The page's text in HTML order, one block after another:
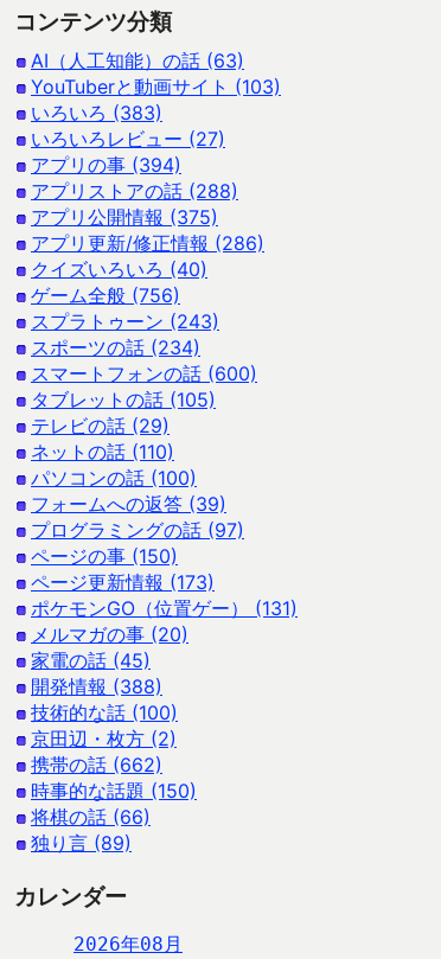
コンテンツ分類
AI（人工知能）の話 (63)
YouTuberと動画サイト (103)
いろいろ (383)
いろいろレビュー (27)
アプリの事 (394)
アプリストアの話 (288)
アプリ公開情報 (375)
アプリ更新/修正情報 (286)
クイズいろいろ (40)
ゲーム全般 (756)
スプラトゥーン (243)
スポーツの話 (234)
スマートフォンの話 (600)
タブレットの話 (105)
テレビの話 (29)
ネットの話 (110)
パソコンの話 (100)
フォームへの返答 (39)
プログラミングの話 (97)
ページの事 (150)
ページ更新情報 (173)
ポケモンGO（位置ゲー） (131)
メルマガの事 (20)
家電の話 (45)
開発情報 (388)
技術的な話 (100)
京田辺・枚方 (2)
携帯の話 (662)
時事的な話題 (150)
将棋の話 (66)
独り言 (89)
カレンダー
2026年08月